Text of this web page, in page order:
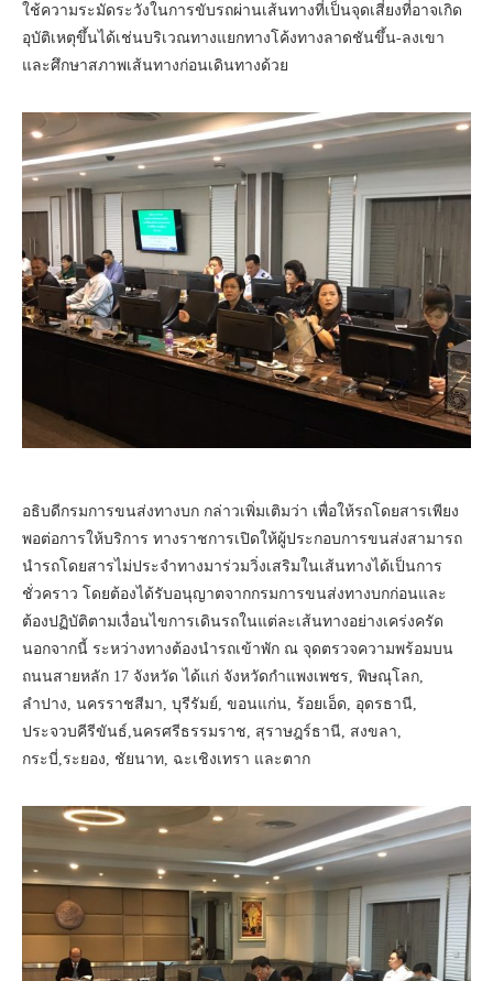
ใช้ความระมัดระวังในการขับรถผ่านเส้นทางที่เป็นจุดเสี่ยงที่อาจเกิด
อุบัติเหตุขึ้นได้เช่นบริเวณทางแยกทางโค้งทางลาดชันขึ้น-ลงเขา
และศึกษาสภาพเส้นทางก่อนเดินทางด้วย
อธิบดีกรมการขนส่งทางบก กล่าวเพิ่มเติมว่า เพื่อให้รถโดยสารเพียง
พอต่อการให้บริการ ทางราชการเปิดให้ผู้ประกอบการขนส่งสามารถ
นำรถโดยสารไม่ประจำทางมาร่วมวิ่งเสริมในเส้นทางได้เป็นการ
ชั่วคราว โดยต้องได้รับอนุญาตจากกรมการขนส่งทางบกก่อนและ
ต้องปฏิบัติตามเงื่อนไขการเดินรถในแต่ละเส้นทางอย่างเคร่งครัด
นอกจากนี้ ระหว่างทางต้องนำรถเข้าพัก ณ จุดตรวจความพร้อมบน
ถนนสายหลัก 17 จังหวัด ได้แก่ จังหวัดกำแพงเพชร, พิษณุโลก,
ลำปาง, นครราชสีมา, บุรีรัมย์, ขอนแก่น, ร้อยเอ็ด, อุดรธานี,
ประจวบคีรีขันธ์,นครศรีธรรมราช, สุราษฎร์ธานี, สงขลา,
กระบี่,ระยอง, ชัยนาท, ฉะเชิงเทรา และตาก